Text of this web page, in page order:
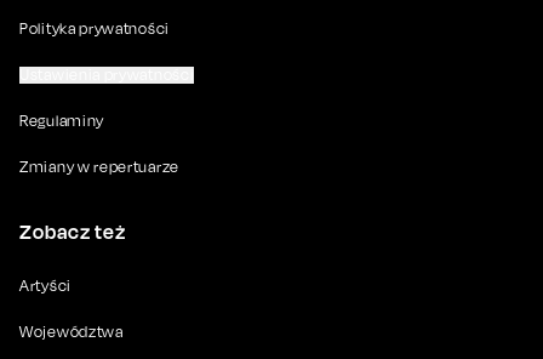
Polityka prywatności
Regulaminy
Zmiany w repertuarze
Zobacz też
Artyści
Województwa